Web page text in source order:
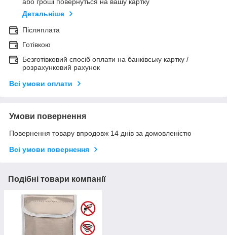
Детальніше
Післяплата
Готівкою
Безготівковий спосіб оплати на банківську картку /
розрахунковий рахунок
Всі умови оплати
Умови повернення
Повернення товару впродовж 14 днів за домовленістю
Всі умови повернення
Подібні товари компанії